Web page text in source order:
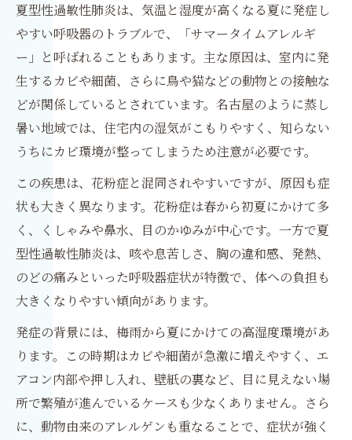
夏型性過敏性肺炎は、気温と湿度が高くなる夏に発症し
やすい呼吸器のトラブルで、「サマータイムアレルギ
ー」と呼ばれることもあります。主な原因は、室内に発
生するカビや細菌、さらに鳥や猫などの動物との接触な
どが関係しているとされています。名古屋のように蒸し
暑い地域では、住宅内の湿気がこもりやすく、知らない
うちにカビ環境が整ってしまうため注意が必要です。
この疾患は、花粉症と混同されやすいですが、原因も症
状も大きく異なります。花粉症は春から初夏にかけて多
く、くしゃみや鼻水、目のかゆみが中心です。一方で夏
型性過敏性肺炎は、咳や息苦しさ、胸の違和感、発熱、
のどの痛みといった呼吸器症状が特徴で、体への負担も
大きくなりやすい傾向があります。
発症の背景には、梅雨から夏にかけての高湿度環境があ
ります。この時期はカビや細菌が急激に増えやすく、エ
アコン内部や押し入れ、壁紙の裏など、目に見えない場
所で繁殖が進んでいるケースも少なくありません。さら
に、動物由来のアレルゲンも重なることで、症状が強く